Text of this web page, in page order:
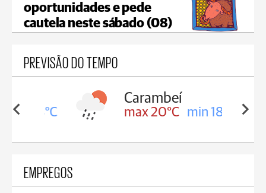
oportunidades e pede
cautela neste sábado (08)
PREVISÃO DO TEMPO
18°C
Carambeí
max 20°C min 18°C
EMPREGOS